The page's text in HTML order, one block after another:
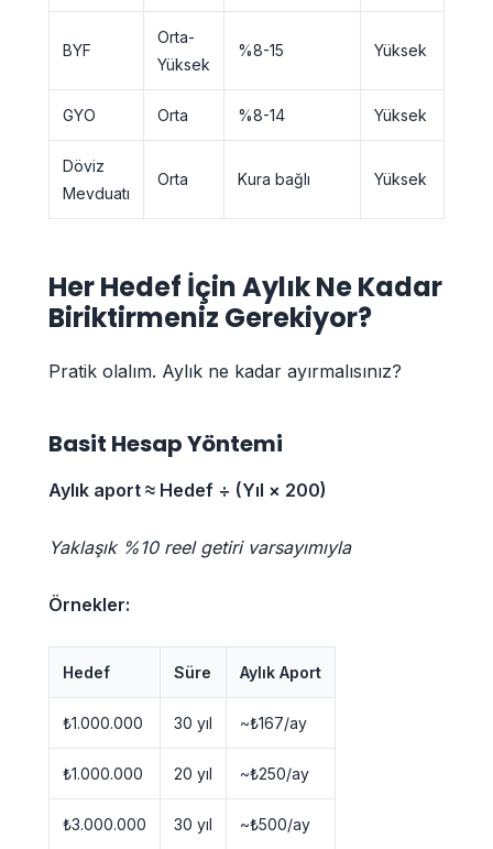
BYF
Orta-
Yüksek
%8-15 Yüksek
GYO Orta %8-14 Yüksek
Döviz
Mevduatı
Orta Kura bağlı Yüksek
Her Hedef İçin Aylık Ne Kadar
Biriktirmeniz Gerekiyor?
Pratik olalım. Aylık ne kadar ayırmalısınız?
Basit Hesap Yöntemi
Aylık aport ≈ Hedef ÷ (Yıl × 200)
Yaklaşık %10 reel getiri varsayımıyla
Örnekler:
Hedef Süre Aylık Aport
₺1.000.000 30 yıl ~₺167/ay
₺1.000.000 20 yıl ~₺250/ay
₺3.000.000 30 yıl ~₺500/ay